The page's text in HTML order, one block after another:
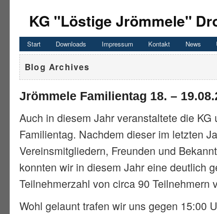
KG "Löstige Jrömmele"
Start Downloads Impressum Kontakt News
Blog Archives
Jrömmele Familientag 18. –
Auch in diesem Jahr veranstaltete die KG
Familientag. Nachdem dieser im letzten
Vereinsmitgliedern, Freunden und
konnten wir in diesem Jahr eine deutlich
Teilnehmerzahl von circa 90 Teilnehmern
Wohl gelaunt trafen wir uns gegen 15:00